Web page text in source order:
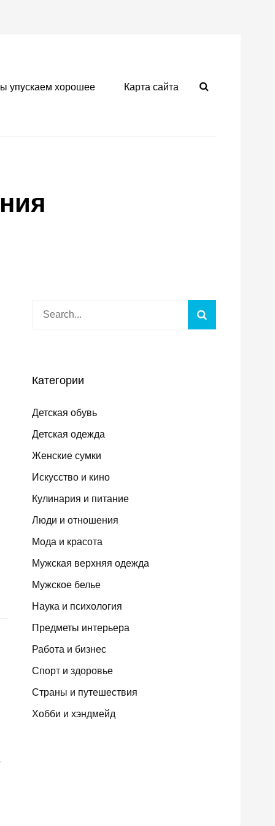
упускаем хорошее Карта сайта
Категории
Детская обувь
Детская одежда
Женские сумки
Искусство и кино
Кулинария и питание
Люди и отношения
Мода и красота
Мужская верхняя одежда
Мужское белье
Наука и психология
Предметы интерьера
Работа и бизнес
Спорт и здоровье
Страны и путешествия
Хобби и хэндмейд